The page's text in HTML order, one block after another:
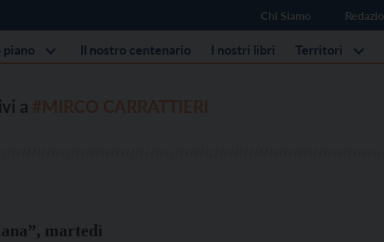
Chi Siamo
piano Il nostro centenario I nostri libri Territori
a
martedì